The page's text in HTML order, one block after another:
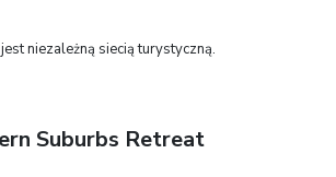
jest niezależną siecią turystyczną.
Suburbs Retreat